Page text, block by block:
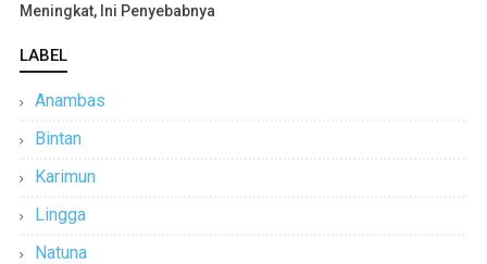
Meningkat, Ini Penyebabnya
LABEL
Anambas
Bintan
Karimun
Lingga
Natuna